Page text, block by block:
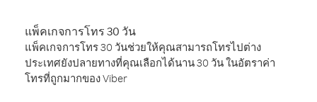
แพ็คเกจการโทร 30 วัน
แพ็คเกจการโทร 30 วันช่วยให้คุณสามารถโทรไปต่าง
ประเทศยังปลายทางที่คุณเลือกได้นาน 30 วัน ในอัตราค่า
โทรที่ถูกมากของ Viber